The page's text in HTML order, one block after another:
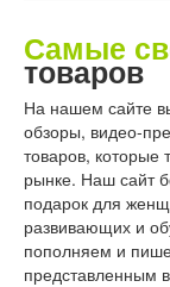
Самые
товаров
На нашем сайте
обзоры, видео-
товаров, которые
рынке. Наш сайт
подарок для
развивающих и
пополняем и
представленным